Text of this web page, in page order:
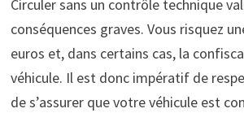
Circuler sans un contrôle technique
conséquences graves. Vous risquez
euros et, dans certains cas, la
véhicule. Il est donc impératif de
de s’assurer que votre véhicule est